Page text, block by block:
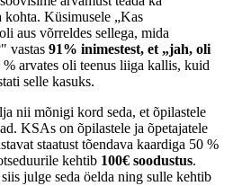
kohta. Küsimusele „Kas
aus võrreldes sellega, mida
vastas 91% inimestest, et „jah, oli
% arvates oli teenus liiga kallis, kuid
selle kasuks.
nii mõnigi kord seda, et õpilastele
KSAs on õpilastele ja õpetajatele
staatust tõendava kaardiga 50 %
kehtib 100€ soodustus.
julge seda öelda ning sulle kehtib